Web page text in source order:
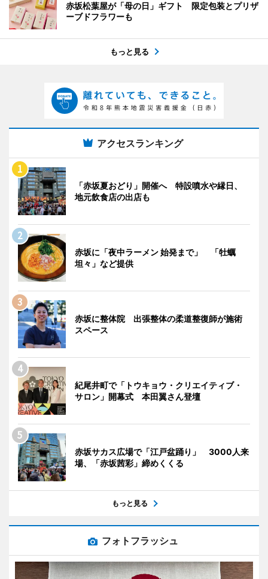
赤坂松葉屋が「母の日」ギフト 限定包装とプリザ
ーブドフラワーも
もっと見る
アクセスランキング
「赤坂夏おどり」開催へ 特設噴水や縁日、
地元飲食店の出店も
赤坂に「夜中ラーメン 始発まで」 「牡蠣
坦々」など提供
赤坂に整体院 出張整体の柔道整復師が施術
スペース
紀尾井町で「トウキョウ・クリエイティブ・
サロン」開幕式 本田翼さん登壇
赤坂サカス広場で「江戸盆踊り」 3000人来
場、「赤坂茜彩」締めくくる
もっと見る
フォトフラッシュ